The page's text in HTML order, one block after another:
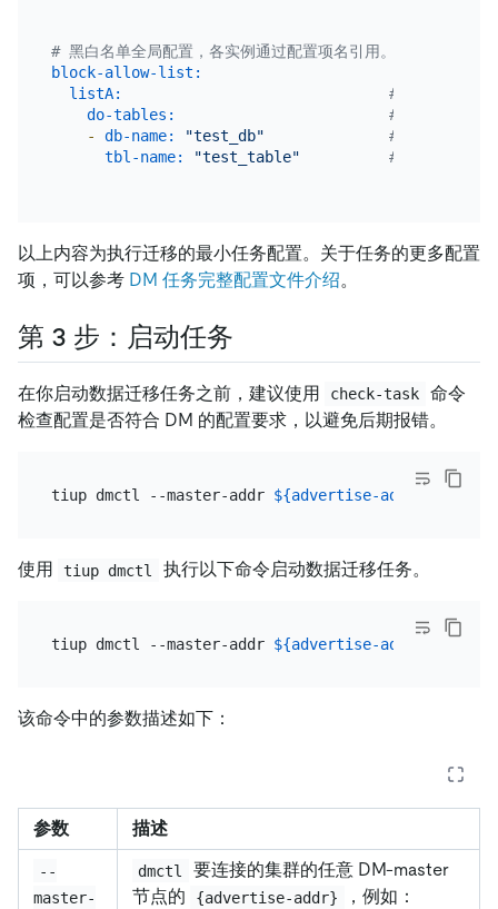
# 黑白名单全局配置，各实例通过配置项名引用。
block-allow-list:
listA:
# 名称
do-tables:
# 需要迁移的
-
db-name: "test_db"
# 需要迁移的
tbl-name:
"test_table" # 需要迁移的
以上内容为执行迁移的最小任务配置。关于任务的更多配置
项，可以参考 DM 任务完整配置文件介绍。
第 3 步：启动任务
在你启动数据迁移任务之前，建议使用 check-task
命令
检查配置是否符合 DM 的配置要求，以避免后期报错。
tiup dmctl --master-addr ${advertise-addr}
使用 tiup dmctl 执行以下命令启动数据迁移任务。
tiup dmctl --master-addr ${advertise-addr}
该命令中的参数描述如下：
参数 描述
--
master-
dmctl
要连接的集群的任意 DM-master
节点的
{advertise-addr}
，例如：